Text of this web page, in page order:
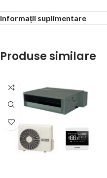
Informații suplimentare
Produse similare